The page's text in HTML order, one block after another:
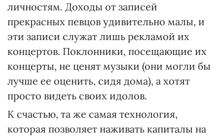
личностям. Доходы от записей
прекрасных певцов удивительно малы, и
эти записи служат лишь рекламой их
концертов. Поклонники, посещающие их
концерты, не ценят музыки (они могли бы
лучше ее оценить, сидя дома), а хотят
просто видеть своих идолов.
К счастью, та же самая технология,
которая позволяет наживать капиталы на